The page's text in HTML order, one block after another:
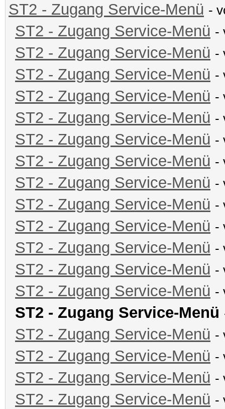
ST2 - Zugang Service-Menü -
ST2 - Zugang Service-Menü -
ST2 - Zugang Service-Menü -
ST2 - Zugang Service-Menü -
ST2 - Zugang Service-Menü -
ST2 - Zugang Service-Menü -
ST2 - Zugang Service-Menü -
ST2 - Zugang Service-Menü -
ST2 - Zugang Service-Menü -
ST2 - Zugang Service-Menü -
ST2 - Zugang Service-Menü -
ST2 - Zugang Service-Menü -
ST2 - Zugang Service-Menü -
ST2 - Zugang Service-Menü -
ST2 - Zugang Service-Menü
ST2 - Zugang Service-Menü -
ST2 - Zugang Service-Menü -
ST2 - Zugang Service-Menü -
ST2 - Zugang Service-Menü -